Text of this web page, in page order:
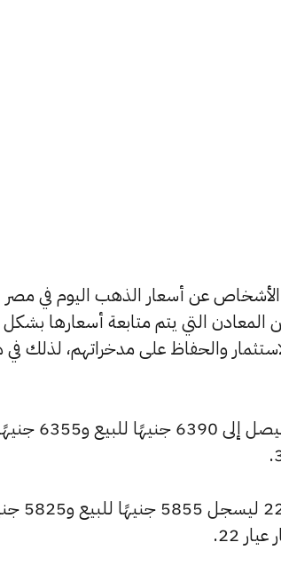
التي يتم متابعة أسعارها بشكل
والحفاظ على مدخراتهم، لذلك
22.